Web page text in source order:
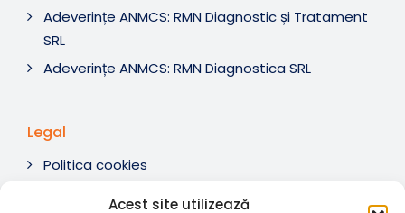
Acest site utilizează
Adeverințe ANMCS: RMN Diagnostic și Tratament
SRL
Adeverințe ANMCS: RMN Diagnostica SRL
Legal
Politica cookies